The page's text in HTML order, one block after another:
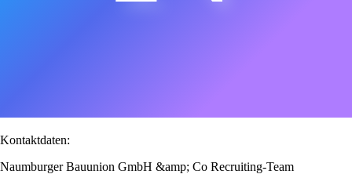
Kontaktdaten:
Naumburger Bauunion GmbH &amp; Co Recruiting-Team